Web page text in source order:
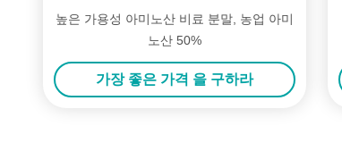
높은 가용성 아미노산 비료 분말, 농업 아미
노산 50%
가장 좋은 가격 을 구하라